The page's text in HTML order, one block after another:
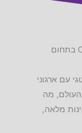
אנו מכהנים כ- ONE STOP SHOP בתחום
עם ארגוני
מה
מלאה,